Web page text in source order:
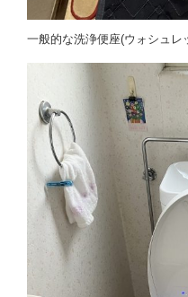
一般的な洗浄便座(ウォシュ